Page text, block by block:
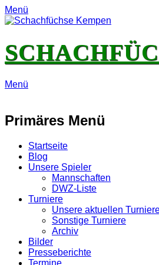
Menü
Menü
Primäres Menü
Zum
Inhalt
springen
Startseite
Blog
Unsere Spieler
Mannschaften
DWZ-Liste
Turniere
Unsere aktuellen
Sonstige Turniere
Archiv
Bilder
Presseberichte
Termine